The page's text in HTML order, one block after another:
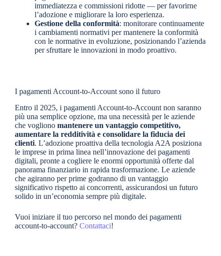
immediatezza e commissioni ridotte — per favorirne
l’adozione e migliorare la loro esperienza.
Gestione della conformità: monitorare continuamente
i cambiamenti normativi per mantenere la conformità
con le normative in evoluzione, posizionando l’azienda
per sfruttare le innovazioni in modo proattivo.
I pagamenti Account-to-Account sono il futuro
Entro il 2025, i pagamenti Account-to-Account non saranno
più una semplice opzione, ma una necessità per le aziende
che vogliono mantenere un vantaggio competitivo,
aumentare la redditività e consolidare la fiducia dei
clienti. L’adozione proattiva della tecnologia A2A posiziona
le imprese in prima linea nell’innovazione dei pagamenti
digitali, pronte a cogliere le enormi opportunità offerte dal
panorama finanziario in rapida trasformazione. Le aziende
che agiranno per prime godranno di un vantaggio
significativo rispetto ai concorrenti, assicurandosi un futuro
solido in un’economia sempre più digitale.
Vuoi iniziare il tuo percorso nel mondo dei pagamenti
account-to-account? Contattaci!